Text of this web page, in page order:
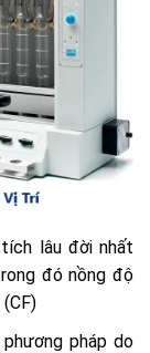
tích lâu đời nhất
đó nồng độ
pháp do